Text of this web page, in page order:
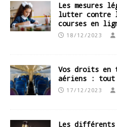
Les mesures
lutter contre
courses en
18/12/2023
Vos droits en
aériens : tout
17/12/2023
Les